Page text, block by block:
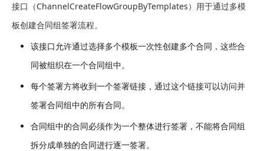
接口（ChannelCreateFlowGroupByTemplates）用于通过多模
板创建合同组签署流程。
该接口允许通过选择多个模板一次性创建多个合同，这些合
同被组织在一个合同组中。
每个签署方将收到一个签署链接，通过这个链接可以访问并
签署合同组中的所有合同。
合同组中的合同必须作为一个整体进行签署，不能将合同组
拆分成单独的合同进行逐一签署。